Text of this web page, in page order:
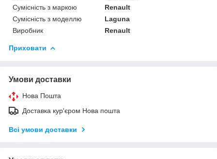
Сумісність з маркою
Renault
Сумісність з моделлю
Laguna
Виробник
Renault
Приховати
Умови доставки
Нова Пошта
Доставка кур'єром Нова пошта
Всі умови доставки